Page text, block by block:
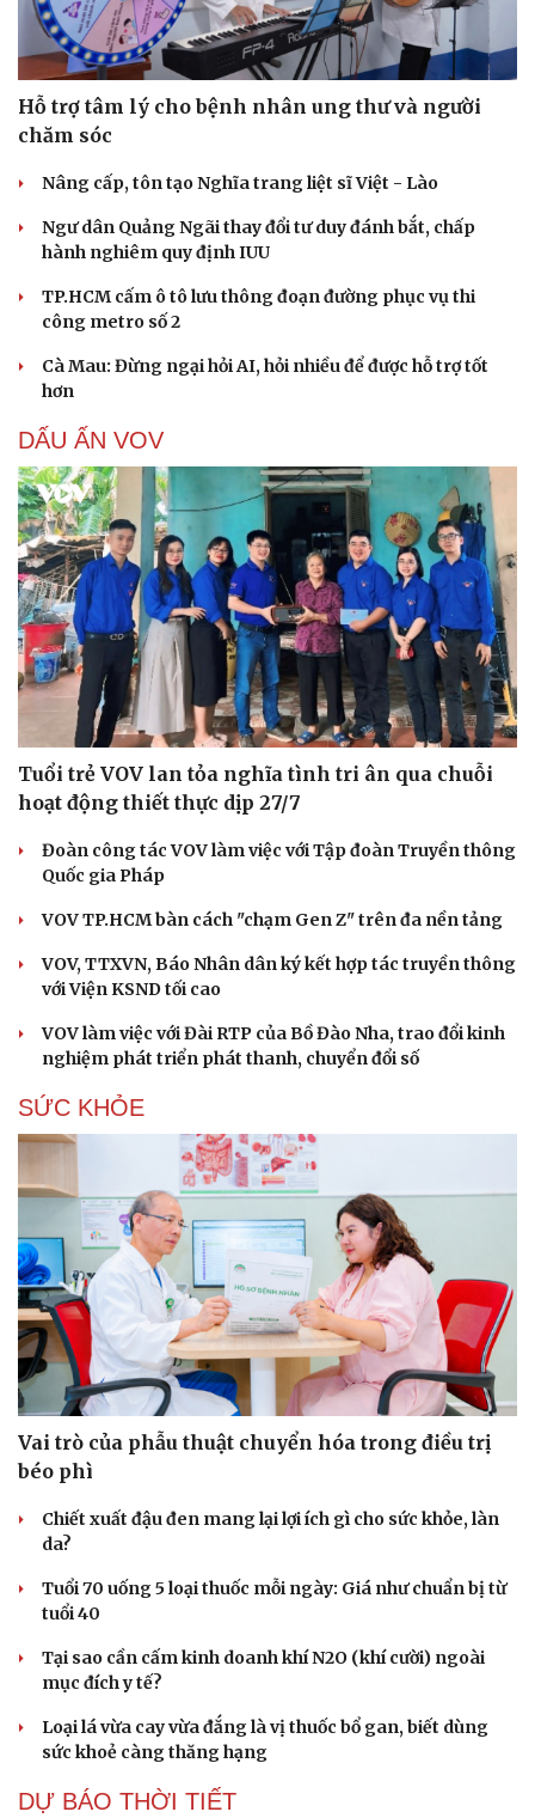
Du lịch
Tư vấn
check-in
Podcast
Cửa sổ tình yêu
Kể chuyện cho bé
Hỗ trợ tâm lý cho bệnh nhân ung thư và người
chăm sóc
Nâng cấp, tôn tạo Nghĩa trang liệt sĩ Việt - Lào
Ngư dân Quảng Ngãi thay đổi tư duy đánh bắt, chấp
hành nghiêm quy định IUU
TP.HCM cấm ô tô lưu thông đoạn đường phục vụ thi
công metro số 2
Cà Mau: Đừng ngại hỏi AI, hỏi nhiều để được hỗ trợ tốt
hơn
DẤU ẤN VOV
Tuổi trẻ VOV lan tỏa nghĩa tình tri ân qua chuỗi
hoạt động thiết thực dịp 27/7
Đoàn công tác VOV làm việc với Tập đoàn Truyền thông
Quốc gia Pháp
VOV TP.HCM bàn cách "chạm Gen Z" trên đa nền tảng
VOV, TTXVN, Báo Nhân dân ký kết hợp tác truyền thông
với Viện KSND tối cao
VOV làm việc với Đài RTP của Bồ Đào Nha, trao đổi kinh
nghiệm phát triển phát thanh, chuyển đổi số
SỨC KHỎE
Vai trò của phẫu thuật chuyển hóa trong điều trị
béo phì
Chiết xuất đậu đen mang lại lợi ích gì cho sức khỏe, làn
da?
Tuổi 70 uống 5 loại thuốc mỗi ngày: Giá như chuẩn bị từ
tuổi 40
Tại sao cần cấm kinh doanh khí N2O (khí cười) ngoài
mục đích y tế?
Loại lá vừa cay vừa đắng là vị thuốc bổ gan, biết dùng
sức khoẻ càng thăng hạng
DỰ BÁO THỜI TIẾT